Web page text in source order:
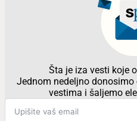
Šta je iza vesti koje
Jednom nedeljno
vestima i šaljemo